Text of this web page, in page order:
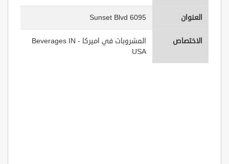
العنوان 6095 Sunset Blvd
الاختصاص
المشروبات في اميركا - Beverages IN
USA